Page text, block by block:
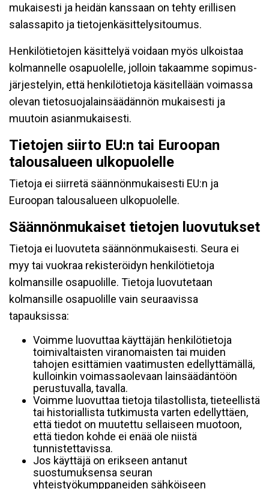
mukaisesti ja heidän kanssaan on tehty erillisen
salassapito ja tietojenkäsittelysitoumus.
Henkilötietojen käsittelyä voidaan myös ulkoistaa
kolmannelle osapuolelle, jolloin takaamme sopimus-
järjestelyin, että henkilötietoja käsitellään voimassa
olevan tietosuojalainsäädännön mukaisesti ja
muutoin asianmukaisesti.
Tietojen siirto EU:n tai Euroopan
talousalueen ulkopuolelle
Tietoja ei siirretä säännönmukaisesti EU:n ja
Euroopan talousalueen ulkopuolelle.
Säännönmukaiset tietojen luovutukset
Tietoja ei luovuteta säännönmukaisesti. Seura ei
myy tai vuokraa rekisteröidyn henkilötietoja
kolmansille osapuolille. Tietoja luovutetaan
kolmansille osapuolille vain seuraavissa
tapauksissa:
Voimme luovuttaa käyttäjän henkilötietoja
toimivaltaisten viranomaisten tai muiden
tahojen esittämien vaatimusten edellyttämällä,
kulloinkin voimassaolevaan lainsäädäntöön
perustuvalla, tavalla.
Voimme luovuttaa tietoja tilastollista, tieteellistä
tai historiallista tutkimusta varten edellyttäen,
että tiedot on muutettu sellaiseen muotoon,
että tiedon kohde ei enää ole niistä
tunnistettavissa.
Jos käyttäjä on erikseen antanut
suostumuksensa seuran
yhteistyökumppaneiden sähköiseen